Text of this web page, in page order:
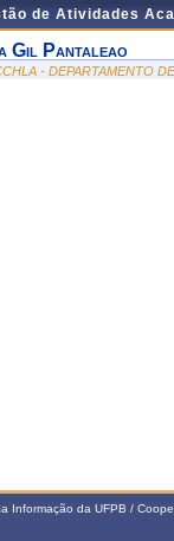
de Atividades
Gil Pantaleao
- DEPARTAMENTO
Informação da UFPB /